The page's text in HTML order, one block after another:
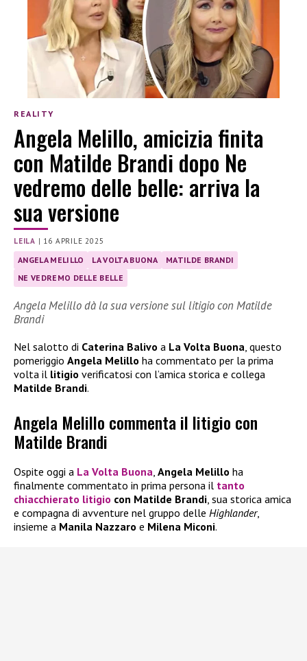
REALITY
Angela Melillo, amicizia finita
con Matilde Brandi dopo Ne
vedremo delle belle: arriva la
sua versione
LEILA | 16 APRILE 2025
ANGELA MELILLO LA VOLTA BUONA
MATILDE BRANDI
NE VEDREMO DELLE BELLE
Angela Melillo dà la sua versione sul litigio con Matilde
Brandi
Nel salotto di Caterina Balivo a La Volta Buona , questo
pomeriggio Angela Melillo ha commentato per la prima
volta il litigio verificatosi con l’amica storica e collega
Matilde Brandi.
Angela Melillo commenta il litigio con
Matilde Brandi
Ospite oggi a La Volta Buona, Angela Melillo ha
finalmente commentato in prima persona il tanto
chiacchierato litigio con Matilde Brandi, sua storica amica
e compagna di avventure nel gruppo delle Highlander,
insieme a Manila Nazzaro e Milena Miconi.